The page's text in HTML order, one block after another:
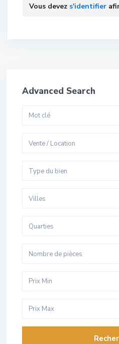
Vous devez s'identifier
Advanced Search
Vente / Location
Type du bien
Villes
Quarties
Nombre de pièces